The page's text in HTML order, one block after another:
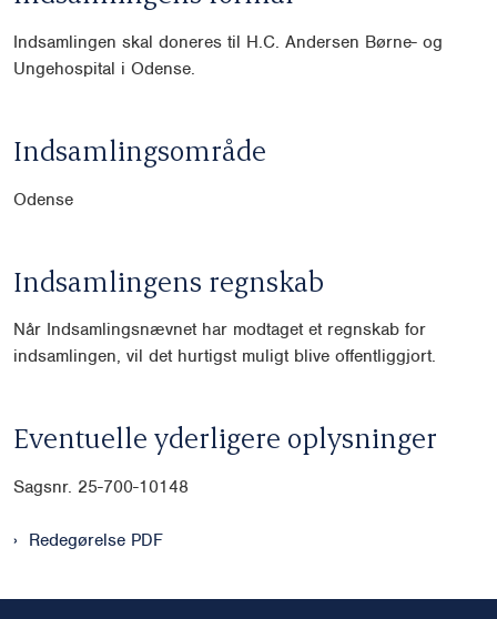
Indsamlingen skal doneres til H.C. Andersen Børne- og
Ungehospital i Odense.
Indsamlingsområde
Odense
Indsamlingens regnskab
Når Indsamlingsnævnet har modtaget et regnskab for
indsamlingen, vil det hurtigst muligt blive offentliggjort.
Eventuelle yderligere oplysninger
Sagsnr. 25-700-10148
Redegørelse PDF